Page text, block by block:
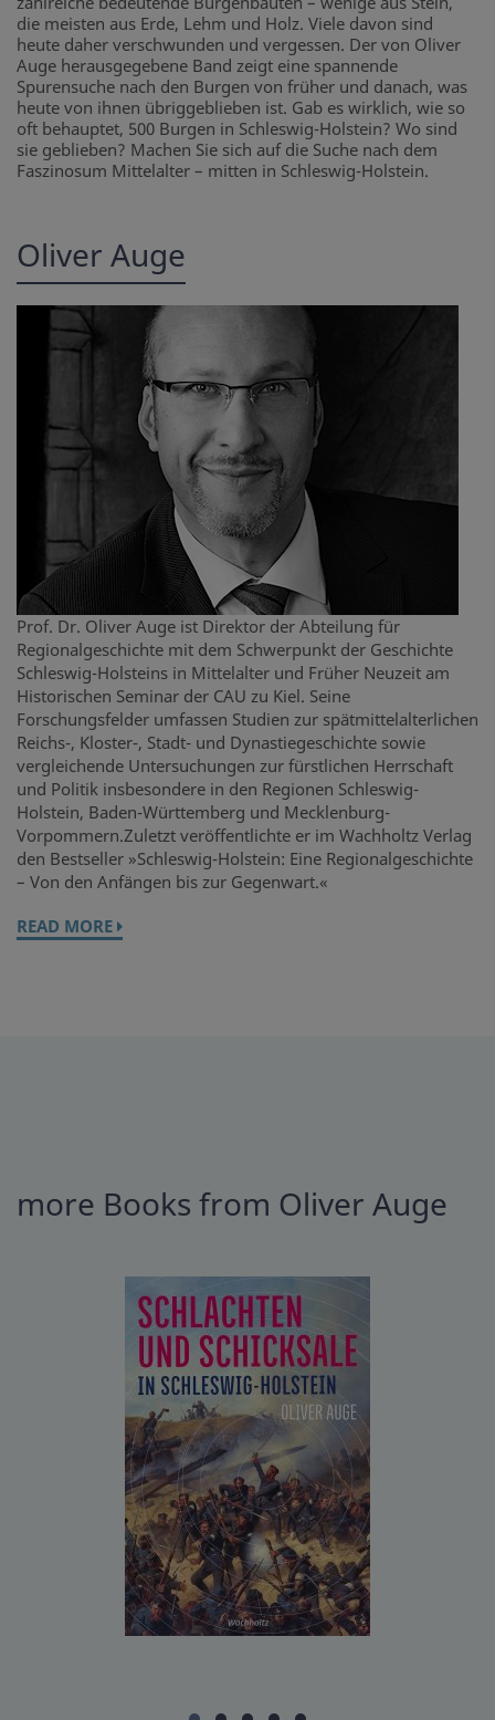
die meisten aus Erde, Lehm und Holz. Viele davon sind
heute daher verschwunden und vergessen. Der von Oliver
Auge herausgegebene Band zeigt eine spannende
Spurensuche nach den Burgen von früher und danach, was
heute von ihnen übriggeblieben ist. Gab es wirklich, wie so
oft behauptet, 500 Burgen in Schleswig-Holstein? Wo sind
sie geblieben? Machen Sie sich auf die Suche nach dem
Faszinosum Mittelalter – mitten in Schleswig-Holstein.
Oliver Auge
Prof. Dr. Oliver Auge ist Direktor der Abteilung für
Regionalgeschichte mit dem Schwerpunkt der Geschichte
Schleswig-Holsteins in Mittelalter und Früher Neuzeit am
Historischen Seminar der CAU zu Kiel. Seine
Forschungsfelder umfassen Studien zur spätmittelalterlichen
Reichs-, Kloster-, Stadt- und Dynastiegeschichte sowie
vergleichende Untersuchungen zur fürstlichen Herrschaft
und Politik insbesondere in den Regionen Schleswig-
Holstein, Baden-Württemberg und Mecklenburg-
Vorpommern.Zuletzt veröffentlichte er im Wachholtz Verlag
den Bestseller »Schleswig-Holstein: Eine Regionalgeschichte
– Von den Anfängen bis zur Gegenwart.«
READ MORE
more Books from Oliver Auge